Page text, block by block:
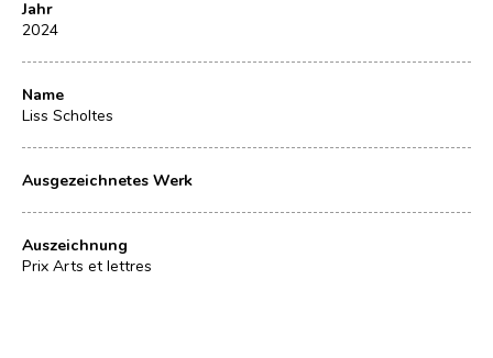
Jahr
2024
Name
Liss Scholtes
Ausgezeichnetes Werk
Auszeichnung
Prix Arts et lettres